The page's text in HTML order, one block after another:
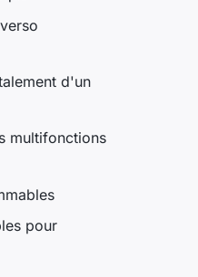
d'un
multifonctions
pour